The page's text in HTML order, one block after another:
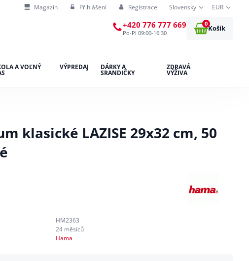
Magazín Přihlášení Registrace Slovensky EUR
+420 776 777 669
Po-Pi 09:00-16:30
0
Košík
A VOĽNÝ VÝPREDAJ DÁRKY A
SRANDIČKY
ZDRAVÁ
VÝŽIVA
klasické LAZISE 29x32 cm, 50
HM2363
24 měsíců
Hama